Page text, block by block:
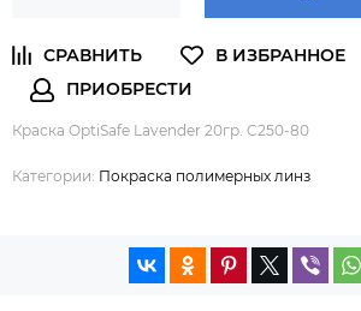
Краска OptiSafe Lavender 20гр. C250-80
Категории: Покраска полимерных линз